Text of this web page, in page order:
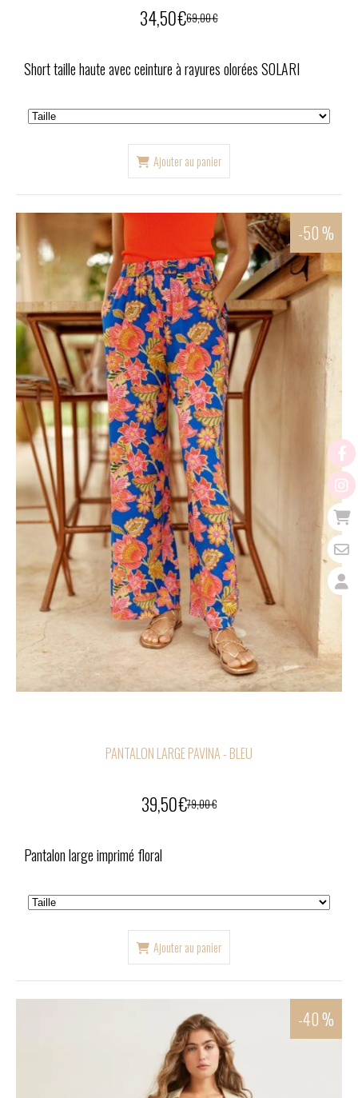
34,50€69,00€
Short taille haute avec ceinture à rayures olorées SOLARI
Ajouter au panier
-50 %
PANTALON LARGE PAVINA - BLEU
39,50€79,00€
Pantalon large imprimé floral
Ajouter au panier
-40 %